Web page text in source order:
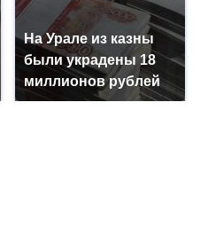
На Урале из казны
были украдены 18
миллионов рублей